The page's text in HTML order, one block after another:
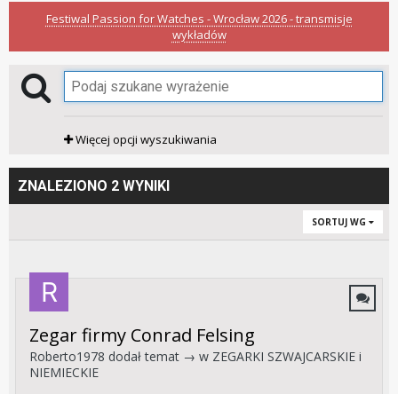
Festiwal Passion for Watches - Wrocław 2026 - transmisje
wykładów
Więcej opcji wyszukiwania
ZNALEZIONO 2 WYNIKI
SORTUJ WG
Zegar firmy Conrad Felsing
Roberto1978 dodał temat → w ZEGARKI SZWAJCARSKIE i
NIEMIECKIE